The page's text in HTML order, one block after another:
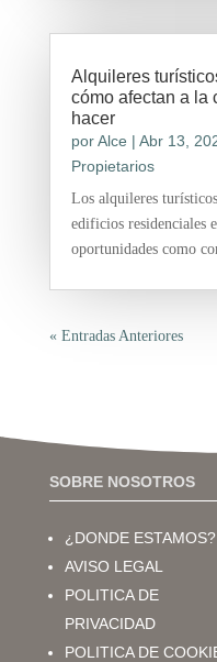
Alquileres
cómo afectan a la
hacer
porAlce | Abr 13,
Propietarios
Los alquileres
edificios residenciales
oportunidades como
« Entradas Anteriores
SOBRE NOSOTROS
¿DONDE ESTAMOS?
AVISO LEGAL
POLITICA DE
PRIVACIDAD
POLITICA DE